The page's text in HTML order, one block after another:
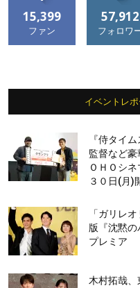
15,399
ファン
57,912
フォロワ
イベントレポ
『侍タイ
監督など豪
ＯＨＯシ
３０日(月)
「ガリレ
版『沈黙
プレミア
木村拓哉